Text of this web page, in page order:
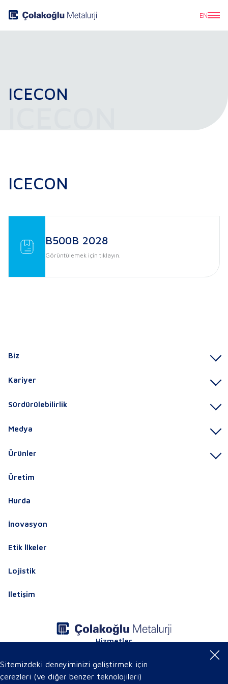
EN
ICECON
ICECON
B500B 2028
Görüntülemek için tıklayın.
Biz
Kariyer
Sürdürülebilirlik
Medya
Ürünler
Üretim
Hurda
İnovasyon
Etik İlkeler
Lojistik
İletişim
Hizmetler
Online Ürün Kataloğu
Sitemizdeki deneyiminizi geliştirmek için
çerezleri (ve diğer benzer teknolojileri)